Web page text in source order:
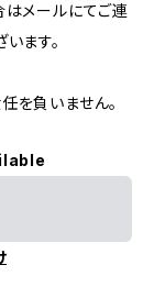
はメールにてご連
ます。
を負いません。